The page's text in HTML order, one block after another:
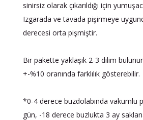
sinirsiz olarak çıkarıldığı için
Izgarada ve tavada pişirmeye
derecesi orta pişmiştir.
Bir pakette yaklaşık 2-3 dilim
+-%10 oranında farklılık gösterebilir.
*0-4 derece buzdolabında vakumlu
gün, -18 derece buzlukta 3 ay